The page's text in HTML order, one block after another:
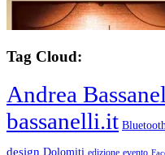
Tag Cloud:
Andrea
bassanelli.it Bluetooth
design Dolomiti edizione evento